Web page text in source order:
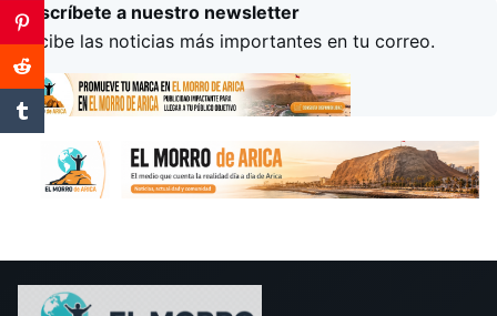
Suscríbete a nuestro newsletter
Recibe las noticias más importantes en tu correo.